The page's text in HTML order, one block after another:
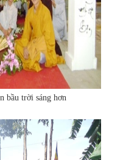
bầu trời sáng hơn